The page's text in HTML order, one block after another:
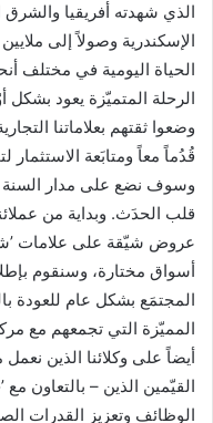
الذي شهدته أفريقيا
الإسكندرية وصولاً إلى
الحياة اليومية في مختلف
الرحلة المتميّزة يعود بشكل
وضعوا ثقتهم بعلاماتنا
قُدُماً معاً ومتابَعة
وسوف نضع على مدار
قلب الحدَث. وبداية من
عروض شيّقة على علامات
أسواق مختارة، وسنقوم
المجتمَع بشكل عام للعودة
المميّزة التي تجمعهم مع
أيضاً على وكلائنا الذين
القيّمين الذين – بالتعاون
الوظائف وتعزيز القدرات